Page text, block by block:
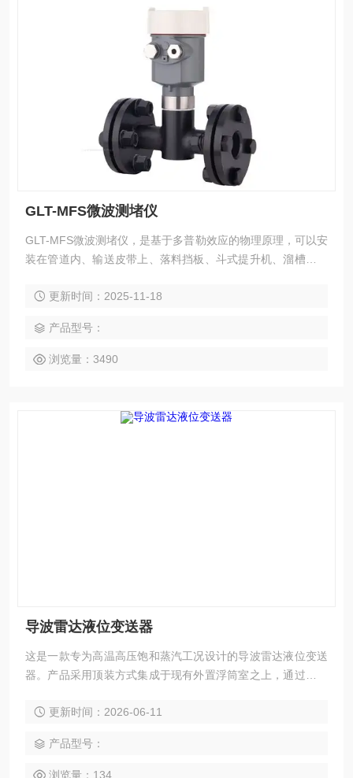
GLT-MFS微波测堵仪
GLT-MFS微波测堵仪，是基于多普勒效应的物理原理，可以安
装在管道内、输送皮带上、落料挡板、斗式提升机、溜槽、风
测。该设备可以提前发现粉料、碎屑、小球状、颗粒状运输或
严重问题，物料损失或系统的其他技术问题。
更新时间：2025-11-18
产品型号：
浏览量：3490
导波雷达液位变送器
这是一款专为高温高压饱和蒸汽工况设计的导波雷达液位变送
器。产品采用顶装方式集成于现有外置浮筒室之上，通过蒸汽
高参数蒸汽环境下因介电常数变化、冷凝水干扰及高温传导导
更新时间：2026-06-11
产品型号：
浏览量：134